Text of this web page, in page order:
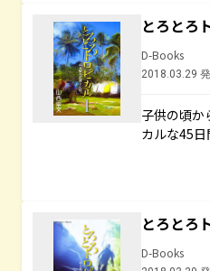
とろとろ
D-Books
2018.03.29
子供の頃か
カルな45日
とろとろ
D-Books